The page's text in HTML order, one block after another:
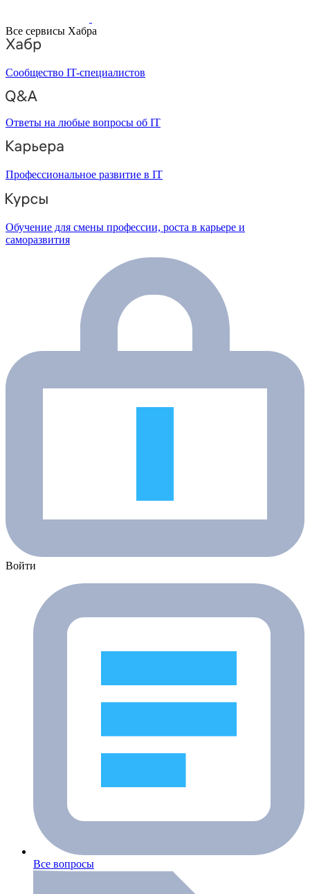
Все сервисы Хабра
Сообщество IT-специалистов
Ответы на любые вопросы об IT
Профессиональное развитие в IT
Обучение для смены профессии, роста в карьере и
саморазвития
Войти
Все вопросы